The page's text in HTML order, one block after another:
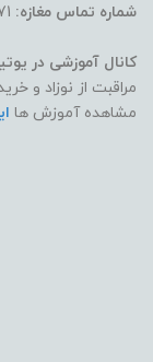
شماره تماس مغازه:
کانال آموزشی در
مراقبت از نوزاد و
مشاهده آموزش ها